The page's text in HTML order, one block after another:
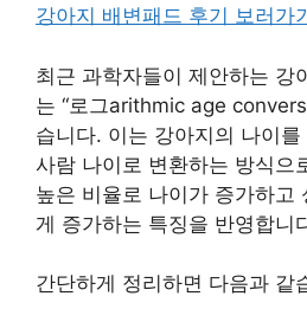
강아지 배변패드 후기 보러가
최근 과학자들이 제안하는 강
는 “로그arithmic age
습니다. 이는 강아지의 나이
사람 나이로 변환하는 방식으
높은 비율로 나이가 증가하고
게 증가하는 특징을 반영합니
간단하게 정리하면 다음과 같